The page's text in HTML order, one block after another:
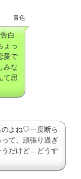
青色
白
ょっ
愛で
みな
て思
のよね♡一度断ら
て、頑張り過ぎ
うだけど…どうす